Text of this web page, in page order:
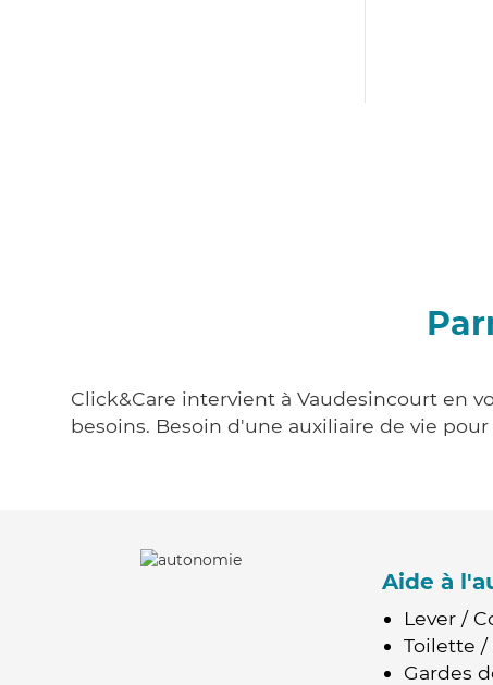
Click&Care intervient à Vaudesincourt en
besoins. Besoin d'une auxiliaire de vie
Aide à
Lever /
Toilette /
Gardes